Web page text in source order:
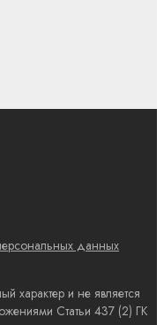
данных
характер и не является
Статьи 437 (2) ГК